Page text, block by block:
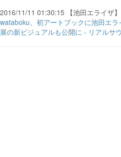
2016/11/11 01:30:15 【池田エライザ】
wataboku、初アートブックに池田エ
展の新ビジュアルも公開に - リアルサ